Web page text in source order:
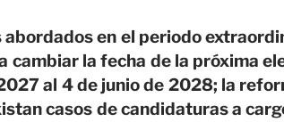
abordados en el periodo
cambiar la fecha de la próxima
al 4 de junio de 2028; la
casos de candidaturas a